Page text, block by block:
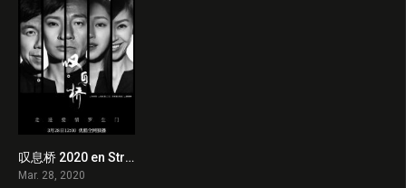
8叹息桥 2020 en Streaming HD Gratuit !
Mar. 28, 2020